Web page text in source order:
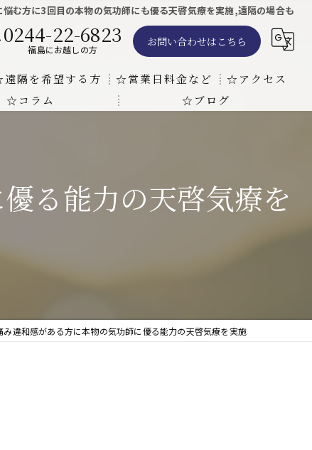
む方に3回目の本物の気功師にも優る天啓気療を実施,遠隔の場合も
0244-22-6823
福島にお越しの方
お問い合わせはこちら
隔を希望する方 ☆営業日料金など ☆アクセス
☆コラム ☆ブログ
る能力の天啓気療を
み違和感がある方に本物の気功師に優る能力の天啓気療を実施